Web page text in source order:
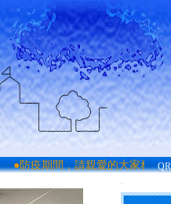
●防疫期間，請親愛的大家務必
:::